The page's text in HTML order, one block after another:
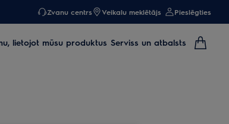
Zvanu centrs Veikalu meklētājs Pieslēgties
lietojot mūsu produktus Serviss un atbalsts